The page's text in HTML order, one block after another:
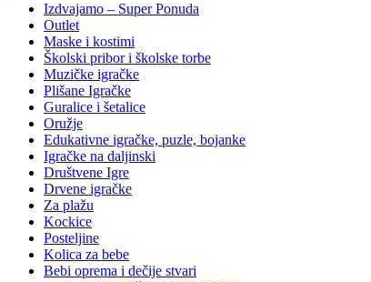
Izdvajamo – Super Ponuda
Outlet
Maske i kostimi
Školski pribor i školske torbe
Muzičke igračke
Plišane Igračke
Guralice i šetalice
Oružje
Edukativne igračke, puzle, bojanke
Igračke na daljinski
Društvene Igre
Drvene igračke
Za plažu
Kockice
Posteljine
Kolica za bebe
Bebi oprema i dečije stvari